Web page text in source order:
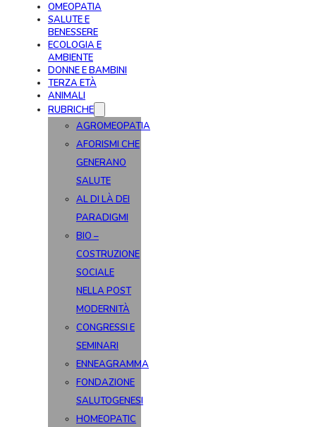
OMEOPATIA
SALUTE E
BENESSERE
ECOLOGIA E
AMBIENTE
DONNE E BAMBINI
TERZA ETÀ
ANIMALI
RUBRICHE
AGROMEOPATIA
AFORISMI CHE
GENERANO
SALUTE
AL DI LÀ DEI
PARADIGMI
BIO –
COSTRUZIONE
SOCIALE
NELLA POST
MODERNITÀ
CONGRESSI E
SEMINARI
ENNEAGRAMMA
FONDAZIONE
SALUTOGENESI
HOMEOPATIC